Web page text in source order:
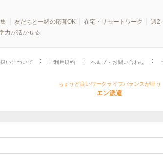
友だちと一緒の応募OK 在宅・リモートワーク 週2
力が活かせる
いについて ご利用規約 ヘルプ・お問い合わせ
ちょうど良いワークライフバランスが叶う
エン派遣